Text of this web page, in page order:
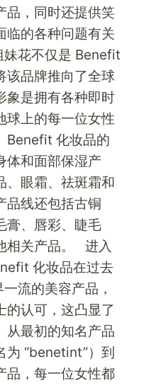
品，同时还提供笑
临的各种问题有关
花不仅是 Benefit
该品牌推向了全球
象是拥有各种即时
球上的每一位女性
Benefit 化妆品的
体和面部保湿产
、眼霜、祛斑霜和
品线还包括古铜
膏、唇彩、睫毛
相关产品。 进入
化妆品在过去
流的美容产品，
的认可，这凸显了
从最初的知名产品
为 “benetint”）到
品，每一位女性都